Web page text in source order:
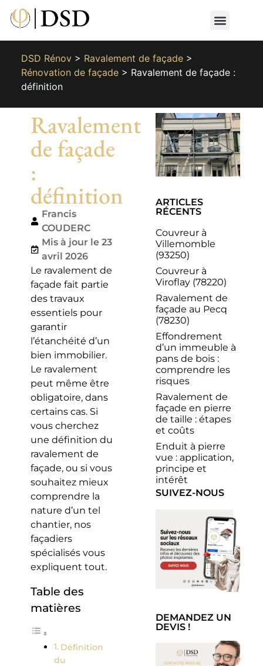
DSD Rénov> Ravalement de façade>
Rénovation de façade> Ravalement de façade :
définition
Ravalement
de façade
:
définition
Francis
COUDERC
Mis à jour le 23
avril 2026
Le ravalement de
façade fait partie
des travaux
essentiels pour
garantir
l’étanchéité d’un
bien immobilier.
Le ravalement
peut même être
obligatoire, dans
certains cas. Si
vous cherchez
une définition du
ravalement de
façade, ou si vous
souhaitez mieux
comprendre la
nature d’un tel
chantier, nos
façadiers
spécialisés vous
expliquent tout.
Table des
matières
Définition
du
ARTICLES
RÉCENTS
Couvreur à
Villemomble
(93250)
Couvreur à
Viroflay (78220)
Ravalement de
façade au Pecq
(78230)
Effondrement
d’un immeuble à
pans de bois :
comprendre les
risques
Ravalement de
façade en pierre
de taille : étapes
et coûts
Enduit à pierre
vue : application,
principe et
intérêt
SUIVEZ-NOUS
DEMANDEZ UN
DEVIS !